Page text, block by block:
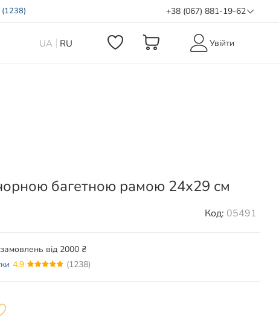
(1238) +38 (067) 881-19-62
UA RU Увійти
багетною рамою 24х29 см
Код: 05491
від 2000 ₴
4.9 (1238)